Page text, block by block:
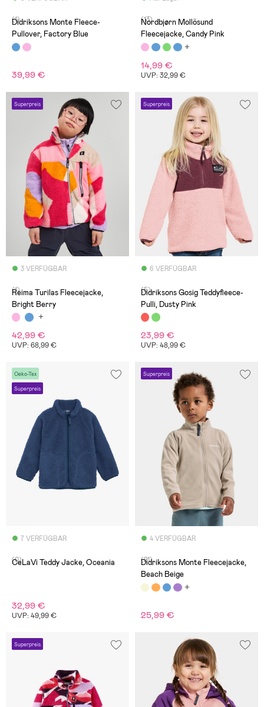
(1)
Didriksons Monte Fleece-
Pullover, Factory Blue
39,99 €
(13)
Nordbjørn Mollösund
Fleecejacke, Candy Pink
14,99 €
UVP: 32,99 €
Superpreis
3 VERFÜGBAR
(1)
Reima Turilas Fleecejacke,
Bright Berry
42,99 €
UVP: 68,99 €
Superpreis
6 VERFÜGBAR
(5)
Didriksons Gosig Teddyfleece-
Pulli, Dusty Pink
23,99 €
UVP: 48,99 €
Oeko-Tex
Superpreis
7 VERFÜGBAR
(0)
CeLaVi Teddy Jacke, Oceania
32,99 €
UVP: 49,99 €
Superpreis
4 VERFÜGBAR
(21)
Didriksons Monte Fleecejacke,
Beach Beige
25,99 €
Superpreis